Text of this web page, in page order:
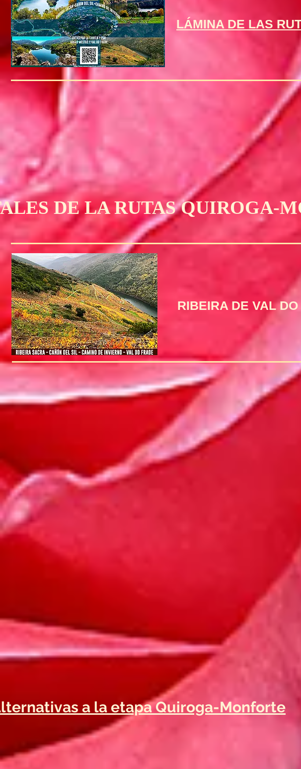
LÁMINA DE LAS
DE LA RUTAS QUIROGA-
RIBEIRA DE VAL
a la etapa Quiroga-Monforte